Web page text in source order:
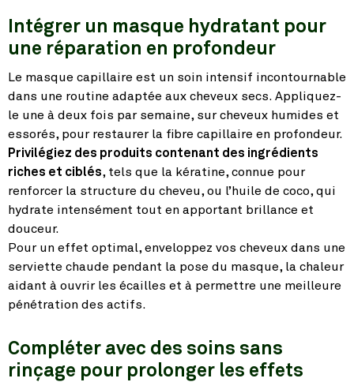
Intégrer un masque hydratant pour
une réparation en profondeur
Le masque capillaire est un soin intensif incontournable
dans une routine adaptée aux cheveux secs. Appliquez-
le une à deux fois par semaine, sur cheveux humides et
essorés, pour restaurer la fibre capillaire en profondeur.
Privilégiez des produits contenant des ingrédients
riches et ciblés, tels que la kératine, connue pour
renforcer la structure du cheveu, ou l’huile de coco, qui
hydrate intensément tout en apportant brillance et
douceur.
Pour un effet optimal, enveloppez vos cheveux dans une
serviette chaude pendant la pose du masque, la chaleur
aidant à ouvrir les écailles et à permettre une meilleure
pénétration des actifs.
Compléter avec des soins sans
rinçage pour prolonger les effets